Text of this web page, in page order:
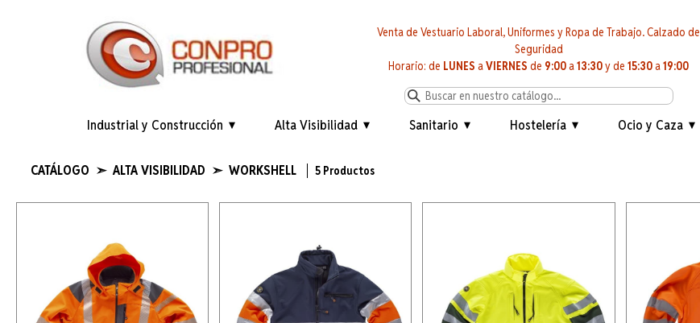
Venta de Vestuario Laboral, Uniformes y Ropa de Trabajo. Calzado de
Seguridad
Horario: de LUNESaVIERNESde 9:00a13:30y de15:30a19:00
Industrial y Construcción Alta Visibilidad Sanitario Hostelería Ocio y Caza
CATÁLOGO ➣ ALTA VISIBILIDAD ➣ WORKSHELL 5 Productos